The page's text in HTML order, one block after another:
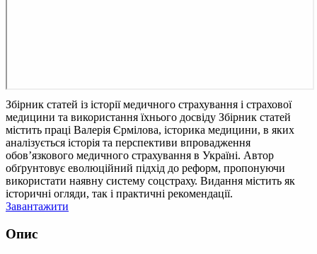
Збірник статей із історії медичного страхування і страхової
медицини та використання їхнього досвіду Збірник статей
містить праці Валерія Єрмілова, історика медицини, в яких
аналізується історія та перспективи впровадження
обов’язкового медичного страхування в Україні. Автор
обґрунтовує еволюційний підхід до реформ, пропонуючи
використати наявну систему соцстраху. Видання містить як
історичні огляди, так і практичні рекомендації.
Завантажити
Опис